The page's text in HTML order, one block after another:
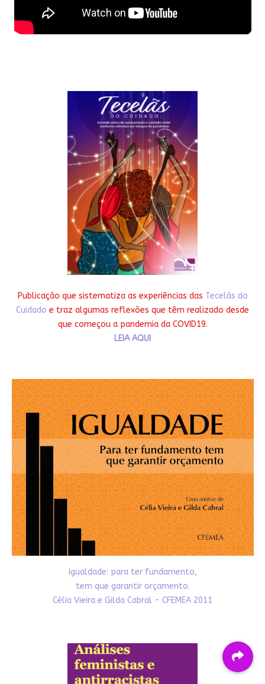
Publicação que sistematiza as experiências das Tecelãs do
Cuidado e traz algumas reflexões que têm realizado desde
que começou a pandemia da COVID19.
LEIA AQUI
Igualdade: para ter fundamento,
tem que garantir orçamento.
Célia Vieira e Gilda Cabral - CFEMEA 2011